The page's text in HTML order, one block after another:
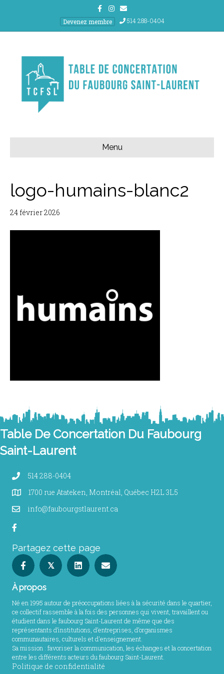
FacebookInstagram
Email
Devenez membre
514 288-0404
Menu
logo-humains-blanc2
24 février 2026
Table De Concertation Du Faubourg
Saint-Laurent
514 288-0404
1700 rue Atateken, Montréal, Québec H2L 3L5
info@faubourgstlaurent.ca
Partagez cette page
𝕏
À propos
Né en 1995 autour de préoccupations liées à la sécurité dans le quartier,
ce collectif rassemble à la fois des personnes qui vivent, travaillent ou
étudient dans le faubourg Saint-Laurent de même que des
représentants d’institutions, d’entreprises, d’organismes
communautaires, culturels et d'enseignement.
Sa mission : favoriser la communication, les échanges et la concertation
entre les différents acteurs du faubourg Saint-Laurent.
Politique de confidentialité